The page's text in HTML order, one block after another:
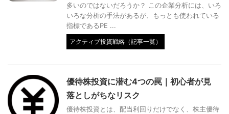
多いのではないだろうか？ この企業分析には、いろ
いろな分析の手法があるが、もっとも使われている
指標であるPE ...
アクティブ投資戦略（記事一覧）
優待株投資に潜む4つの罠｜初心者が見
落としがちなリスク
優待株投資とは、配当利回りだけでなく、株主優待